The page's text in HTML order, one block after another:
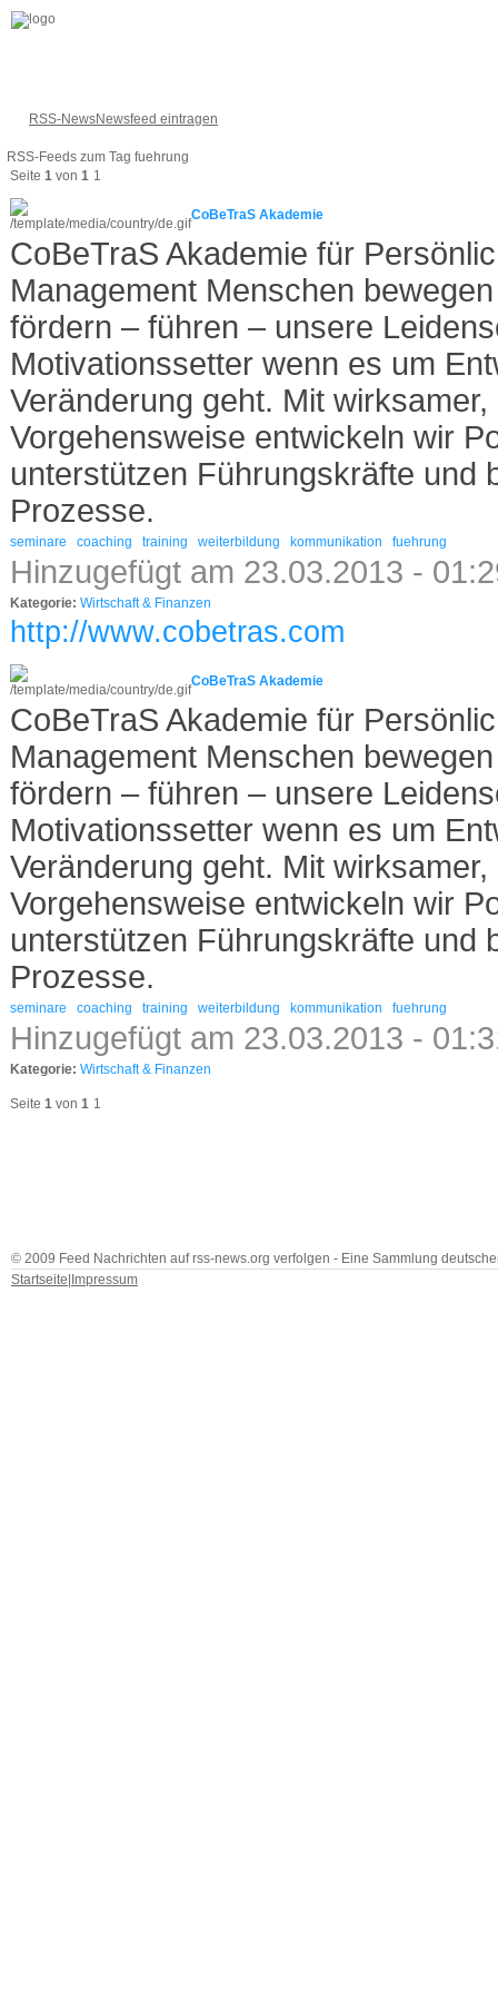
RSS-NewsNewsfeed eintragen
RSS-Feeds zum Tag fuehrung
Seite 1 von 1 1
CoBeTraS Akademie
CoBeTraS Akademie für
Management Menschen
fördern – führen – unsere
Motivationssetter wenn es um
Veränderung geht. Mit
Vorgehensweise entwickeln wir
unterstützen Führungskräfte und
Prozesse.
seminare coaching training weiterbildung kommunikation fuehrung
Hinzugefügt am 23.03.2013 -
Kategorie: Wirtschaft & Finanzen
http://www.cobetras.com
CoBeTraS Akademie
CoBeTraS Akademie für
Management Menschen
fördern – führen – unsere
Motivationssetter wenn es um
Veränderung geht. Mit
Vorgehensweise entwickeln wir
unterstützen Führungskräfte und
Prozesse.
seminare coaching training weiterbildung kommunikation fuehrung
Hinzugefügt am 23.03.2013 -
Kategorie: Wirtschaft & Finanzen
Seite 1 von 1 1
© 2009 Feed Nachrichten auf rss-news.org verfolgen - Eine Sammlung
Startseite Impressum